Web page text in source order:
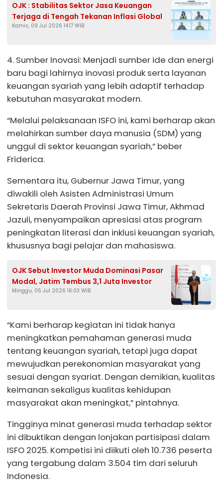
OJK : Stabilitas Sektor Jasa Keuangan
Terjaga di Tengah Tekanan Inflasi Global
Kamis, 09 Jul 2026 14:17 WIB
4. Sumber Inovasi: Menjadi sumber ide dan energi
baru bagi lahirnya inovasi produk serta layanan
keuangan syariah yang lebih adaptif terhadap
kebutuhan masyarakat modern.
“Melalui pelaksanaan ISFO ini, kami berharap akan
melahirkan sumber daya manusia (SDM) yang
unggul di sektor keuangan syariah,” beber
Friderica.
Sementara itu, Gubernur Jawa Timur, yang
diwakili oleh Asisten Administrasi Umum
Sekretaris Daerah Provinsi Jawa Timur, Akhmad
Jazuli, menyampaikan apresiasi atas program
peningkatan literasi dan inklusi keuangan syariah,
khususnya bagi pelajar dan mahasiswa.
OJK Sebut Investor Muda Dominasi Pasar
Modal, Jatim Tembus 3,1 Juta Investor
Minggu, 05 Jul 2026 16:03 WIB
“Kami berharap kegiatan ini tidak hanya
meningkatkan pemahaman generasi muda
tentang keuangan syariah, tetapi juga dapat
mewujudkan perekonomian masyarakat yang
sesuai dengan syariat. Dengan demikian, kualitas
keimanan sekaligus kualitas kehidupan
masyarakat akan meningkat,” pintahnya.
Tingginya minat generasi muda terhadap sektor
ini dibuktikan dengan lonjakan partisipasi dalam
ISFO 2025. Kompetisi ini diikuti oleh 10.736 peserta
yang tergabung dalam 3.504 tim dari seluruh
Indonesia.